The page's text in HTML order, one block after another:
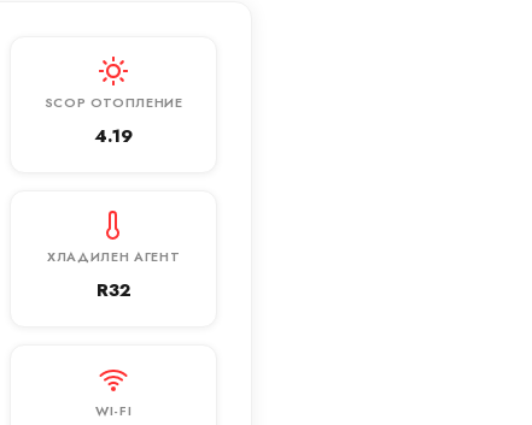
SCOP ОТОПЛЕНИЕ
4.19
ХЛАДИЛЕН АГЕНТ
R32
WI-FI